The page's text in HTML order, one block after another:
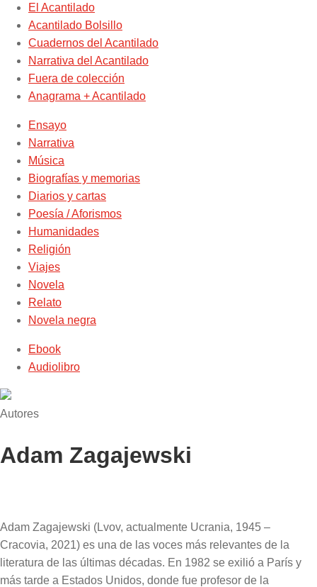
El Acantilado
Acantilado Bolsillo
Cuadernos del Acantilado
Narrativa del Acantilado
Fuera de colección
Anagrama + Acantilado
Ensayo
Narrativa
Música
Biografías y memorias
Diarios y cartas
Poesía / Aforismos
Humanidades
Religión
Viajes
Novela
Relato
Novela negra
Ebook
Audiolibro
Autores
Adam Zagajewski
Adam Zagajewski (Lvov, actualmente Ucrania, 1945 –
Cracovia, 2021) es una de las voces más relevantes de la
literatura de las últimas décadas. En 1982 se exilió a París y
más tarde a Estados Unidos, donde fue profesor de la